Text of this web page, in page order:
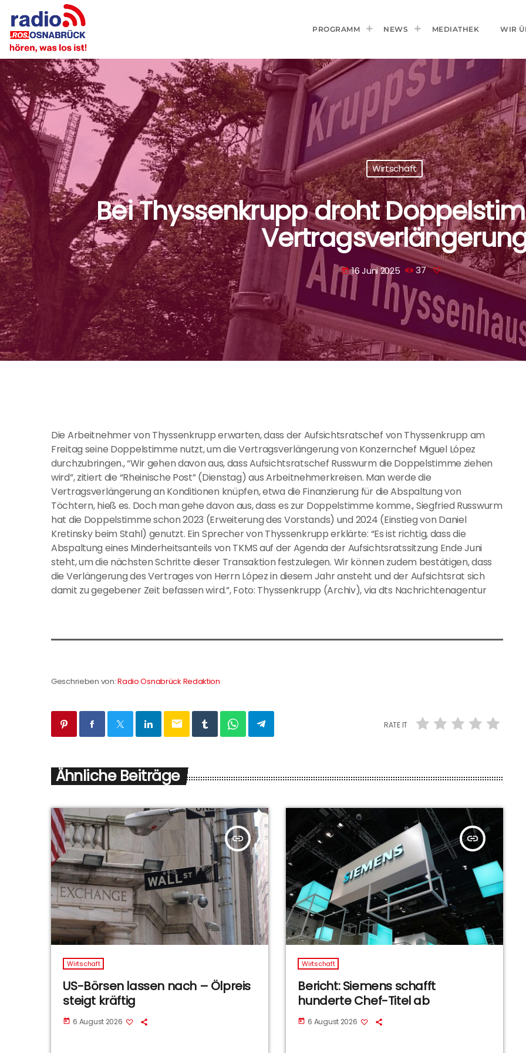
PROGRAMM NEWS MEDIATHEK WIR
Wirtschaft
Bei Thyssenkrupp droht
today 16 Juni 2025 37
Die Arbeitnehmer von Thyssenkrupp erwarten, dass der Aufsichtsratschef von Thyssenkrupp am
Freitag seine Doppelstimme nutzt, um die Vertragsverlängerung von Konzernchef Miguel López
durchzubringen., “Wir gehen davon aus, dass Aufsichtsratschef Russwurm die Doppelstimme ziehen
wird”, zitiert die “Rheinische Post” (Dienstag) aus Arbeitnehmerkreisen. Man werde die
Vertragsverlängerung an Konditionen knüpfen, etwa die Finanzierung für die Abspaltung von
Töchtern, hieß es. Doch man gehe davon aus, dass es zur Doppelstimme komme., Siegfried Russwurm
hat die Doppelstimme schon 2023 (Erweiterung des Vorstands) und 2024 (Einstieg von Daniel
Kretinsky beim Stahl) genutzt. Ein Sprecher von Thyssenkrupp erklärte: “Es ist richtig, dass die
Abspaltung eines Minderheitsanteils von TKMS auf der Agenda der Aufsichtsratssitzung Ende Juni
steht, um die nächsten Schritte dieser Transaktion festzulegen. Wir können zudem bestätigen, dass
die Verlängerung des Vertrages von Herrn López in diesem Jahr ansteht und der Aufsichtsrat sich
damit zu gegebener Zeit befassen wird.”, Foto: Thyssenkrupp (Archiv), via dts Nachrichtenagentur
Geschrieben von:Radio Osnabrück Redaktion
email RATE IT
Ähnliche Beiträge
insert_link
Wirtschaft
US-Börsen lassen nach – Ölpreis
steigt kräftig
today 6 August 2026
insert_link
Wirtschaft
Bericht: Siemens schafft
hunderte Chef-Titel ab
today 6 August 2026